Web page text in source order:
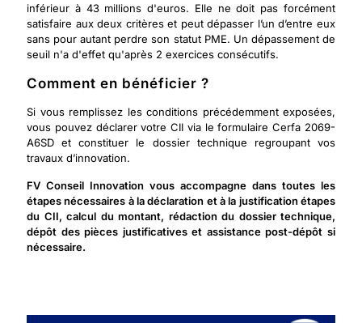
inférieur à 43 millions d'euros. Elle ne doit pas forcément
satisfaire aux deux critères et peut dépasser l’un d’entre eux
sans pour autant perdre son statut PME. Un dépassement de
seuil n'a d'effet qu'après 2 exercices consécutifs.
Comment en bénéficier ?
Si vous remplissez les conditions précédemment exposées,
vous pouvez déclarer votre CII via le formulaire Cerfa 2069-
A6SD et constituer le dossier technique regroupant vos
travaux d’innovation.
FV Conseil Innovation vous accompagne dans toutes les
étapes nécessaires à la déclaration et à la justification étapes
du CII, calcul du montant, rédaction du dossier technique,
dépôt des pièces justificatives et assistance post-dépôt si
nécessaire.